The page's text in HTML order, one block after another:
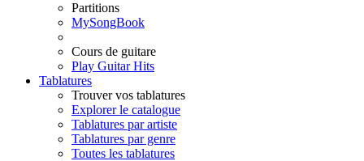
Partitions
MySongBook
Cours de guitare
Play Guitar Hits
Tablatures
Trouver vos tablatures
Explorer le catalogue
Tablatures par artiste
Tablatures par genre
Toutes les tablatures